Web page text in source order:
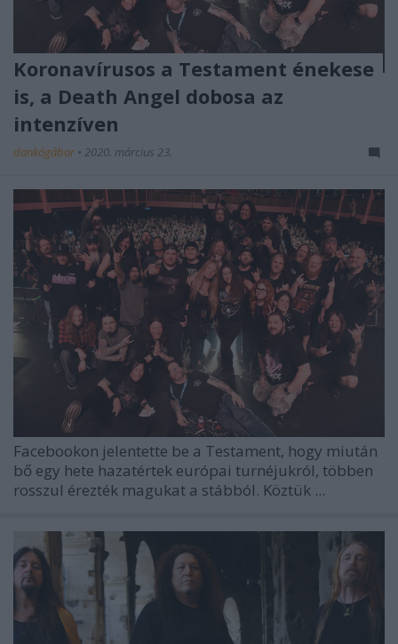
Koronavírusos a Testament énekese
is, a Death Angel dobosa az
intenzíven
dankógábor • 2020. március 23.
Facebookon jelentette be a Testament, hogy miután
bő egy hete hazatértek európai turnéjukról, többen
rosszul érezték magukat a stábból. Köztük ...